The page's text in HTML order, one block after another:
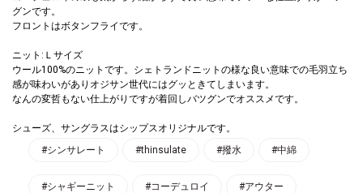
グンです。
フロントはボタンフライです。
ニット:Ｌサイズ
ウール100%のニットです。シェトランドニットの様な良い意味での毛羽立ち
感が味わいがありオジサン世代にはグッときてしまいます。
なんの変哲もない仕上がりですが着回しバツグンでオススメです。
シューズ、サングラスはシップスオリジナルです。
#シンサレート
#thinsulate #撥水 #中綿
#シャギーニット #コーデュロイ #アウター